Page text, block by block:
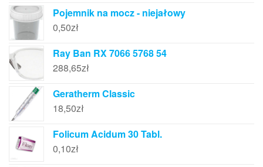
Pojemnik na mocz - niejałowy
0,50zł
Ray Ban RX 7066 5768 54
288,65zł
Geratherm Classic
18,50zł
Folicum Acidum 30 Tabl.
0,10zł